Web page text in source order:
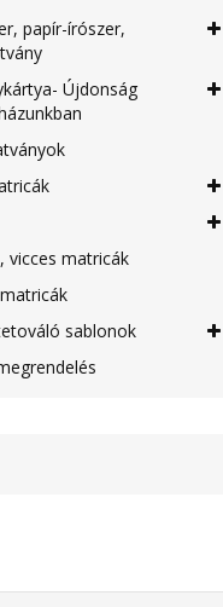
papír-írószer,
Újdonság
vicces matricák
sablonok